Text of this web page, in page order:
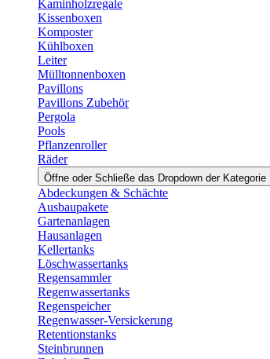
Kaminholzregale
Kissenboxen
Komposter
Kühlboxen
Leiter
Mülltonnenboxen
Pavillons
Pavillons Zubehör
Pergola
Pools
Pflanzenroller
Räder
Öffne oder Schließe das Dropdown der Kategorie
Abdeckungen & Schächte
Ausbaupakete
Gartenanlagen
Hausanlagen
Kellertanks
Löschwassertanks
Regensammler
Regenwassertanks
Regenspeicher
Regenwasser-Versickerung
Retentionstanks
Steinbrunnen